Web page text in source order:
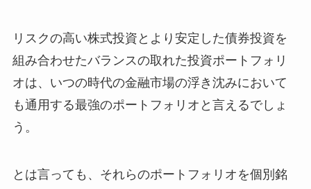
リスクの高い株式投資とより安定した債券投資を
組み合わせたバランスの取れた投資ポートフォリ
オは、いつの時代の金融市場の浮き沈みにおいて
も通用する最強のポートフォリオと言えるでしょ
う。
とは言っても、それらのポートフォリオを個別銘